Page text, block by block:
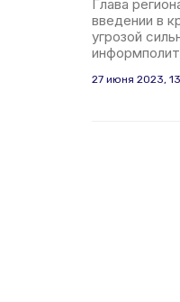
Глава
введении в
угрозой
27 июня 2023,